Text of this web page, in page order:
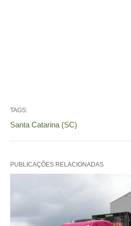
TAGS:
Santa Catarina (SC)
PUBLICAÇÕES RELACIONADAS